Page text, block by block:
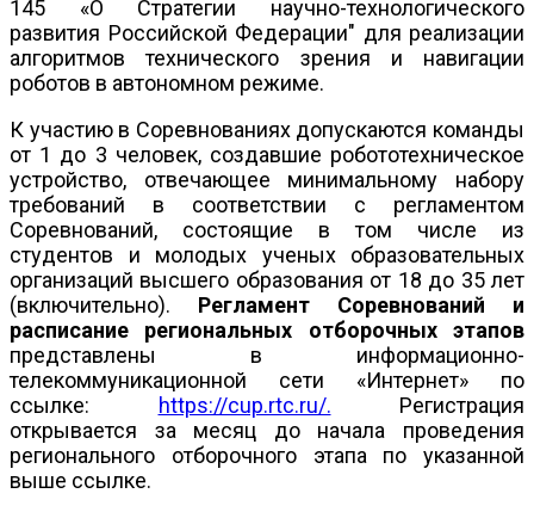
145 «О Стратегии научно-технологического
развития Российской Федерации" для реализации
алгоритмов технического зрения и навигации
роботов в автономном режиме.
К участию в Соревнованиях допускаются команды
от 1 до 3 человек, создавшие робототехническое
устройство, отвечающее минимальному набору
требований в соответствии с регламентом
Соревнований, состоящие в том числе из
студентов и молодых ученых образовательных
организаций высшего образования от 18 до 35 лет
(включительно). Регламент Соревнований и
расписание региональных отборочных этапов
представлены в информационно-
телекоммуникационной сети «Интернет» по
ссылке: https://cup.rtc.ru/. Регистрация
открывается за месяц до начала проведения
регионального отборочного этапа по указанной
выше ссылке.